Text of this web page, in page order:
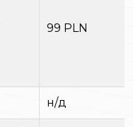
99 PLN
н/д